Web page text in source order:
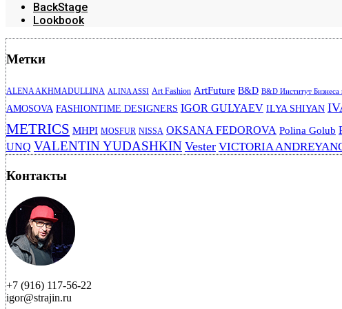
BackStage
Lookbook
Метки
ALENA AKHMADULLINA ALINA ASSI Art Fashion ArtFuture B&D B&D Институт Бизнеса
AMOSOVA FASHIONTIME DESIGNERS IGOR GULYAEV ILYA SHIYAN
METRICS MHPI MOSFUR NISSA OKSANA FEDOROVA Polina Golub
UNQ VALENTIN YUDASHKIN Vester VICTORIA
Контакты
+7 (916) 117-56-22
igor@strajin.ru